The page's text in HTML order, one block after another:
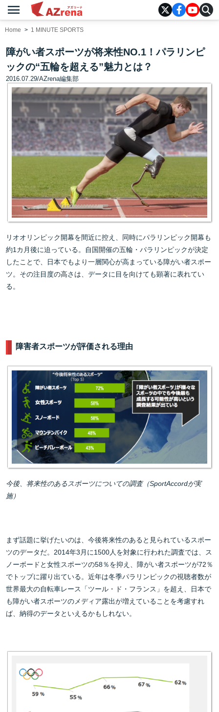
menu
Home 1 MINUTE SPORTS
障がい者スポーツが将来性NO.1！パラリンピ
ックの“五輪を超える”魅力とは？
2016.07.29/AZrena編集部
リオオリンピック開幕を間近に控え、同時にパラリンピック開幕も
約1カ月後に迫っている。自国開催の五輪・パラリンピックが決定
したことで、日本でもより一層関心が高まっている障がい者スポー
ツ。その注目度の高さは、データに目を向けても顕著に表れてい
る。
障害者スポーツが評価される理由
今後、将来性のあるスポーツについての調査（SportAccordが実
施）
まず話題に挙げたいのは、今後将来性のあると見られているスポー
ツのデータだ。2014年3月に1500人を対象に行われた調査では、ス
ノーボードと女性スポーツの58％を抑え、障がい者スポーツが72％
でトップに躍り出ている。近年は冬季パラリンピックの視聴者数が
世界最大の自転車レース「ツール・ド・フランス」を超え、日本で
も障がい者スポーツのメディア露出が増えていることを考慮すれ
ば、納得のデータといえるかもしれない。